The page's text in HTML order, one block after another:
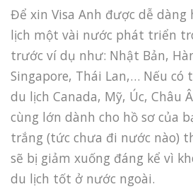
Để xin Visa Anh được dễ dàng
lịch một vài nước phát triển
trước ví dụ như: Nhật Bản,
Singapore, Thái Lan,… Nếu
du lịch Canada, Mỹ, Úc, Châu
cùng lớn dành cho hồ sơ của
trắng (tức chưa đi nước nào)
sẽ bị giảm xuống đáng kể vì
du lịch tốt ở nước ngoài.